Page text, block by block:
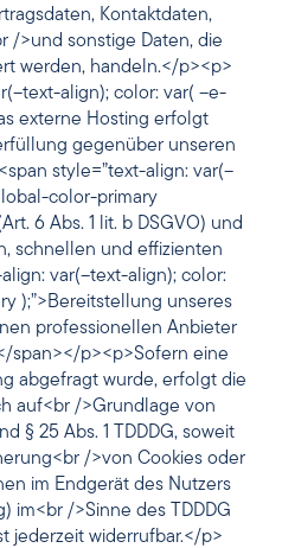
Kontaktdaten,
/>und sonstige Daten, die
werden, handeln.</p><p>
align); color: var( –e-
externe Hosting erfolgt
gegenüber unseren
style=”text-align: var(–
color-primary
6 Abs. 1 lit. b DSGVO) und
schnellen und effizienten
var(–text-align); color:
);”>Bereitstellung unseres
professionellen Anbieter
span></p><p>Sofern eine
abgefragt wurde, erfolgt die
auf<br />Grundlage von
§ 25 Abs. 1 TDDDG, soweit
/>von Cookies oder
im Endgerät des Nutzers
im<br />Sinne des TDDDG
jederzeit widerrufbar.</p>